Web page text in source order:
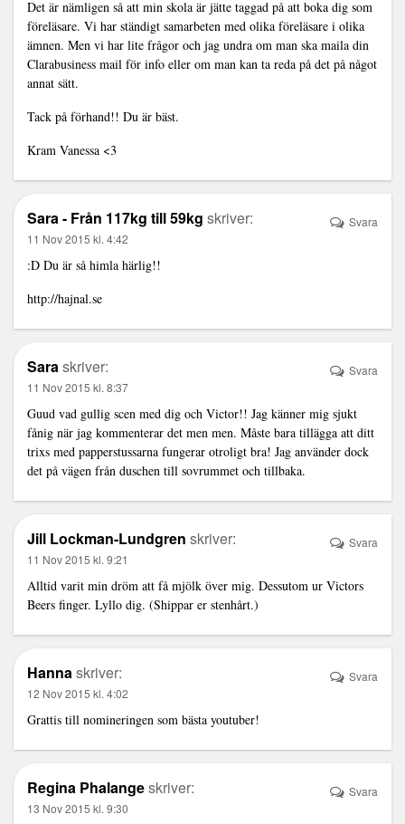
Det är nämligen så att min skola är jätte taggad på att boka dig som
föreläsare. Vi har ständigt samarbeten med olika föreläsare i olika
ämnen. Men vi har lite frågor och jag undra om man ska maila din
Clarabusiness mail för info eller om man kan ta reda på det på något
annat sätt.
Tack på förhand!! Du är bäst.
Kram Vanessa <3
Sara - Från 117kg till 59kg skriver:
11 Nov 2015 kl. 4:42
:D Du är så himla härlig!!
http://hajnal.se
Svara
Sara skriver:
11 Nov 2015 kl. 8:37
Guud vad gullig scen med dig och Victor!! Jag känner mig sjukt
fånig när jag kommenterar det men men. Måste bara tillägga att ditt
trixs med papperstussarna fungerar otroligt bra! Jag använder dock
det på vägen från duschen till sovrummet och tillbaka.
Svara
Jill Lockman-Lundgren skriver:
11 Nov 2015 kl. 9:21
Alltid varit min dröm att få mjölk över mig. Dessutom ur Victors
Beers finger. Lyllo dig. (Shippar er stenhårt.)
Svara
Hanna skriver:
12 Nov 2015 kl. 4:02
Grattis till nomineringen som bästa youtuber!
Svara
Regina Phalangeskriver:
13 Nov 2015 kl. 9:30
Svara